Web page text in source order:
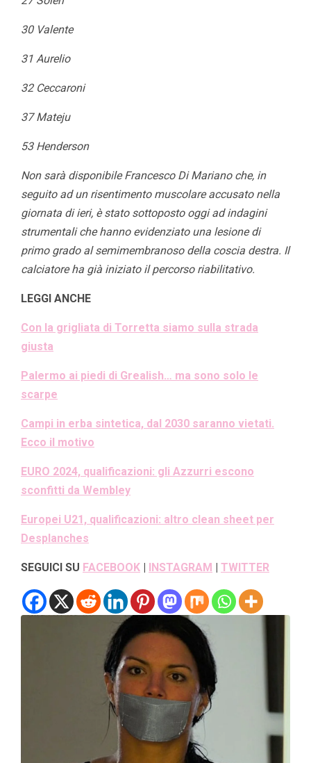
30 Valente
31 Aurelio
32 Ceccaroni
37 Mateju
53 Henderson
Non sarà disponibile Francesco Di Mariano che, in
seguito ad un risentimento muscolare accusato nella
giornata di ieri, è stato sottoposto oggi ad indagini
strumentali che hanno evidenziato una lesione di
primo grado al semimembranoso della coscia destra. Il
calciatore ha già iniziato il percorso riabilitativo.
LEGGI ANCHE
Con la grigliata di Torretta siamo sulla strada
giusta
Palermo ai piedi di Grealish… ma sono solo le
scarpe
Campi in erba sintetica, dal 2030 saranno vietati.
Ecco il motivo
EURO 2024, qualificazioni: gli Azzurri escono
sconfitti da Wembley
Europei U21, qualificazioni: altro clean sheet per
Desplanches
SEGUICI SU FACEBOOK | INSTAGRAM | TWITTER